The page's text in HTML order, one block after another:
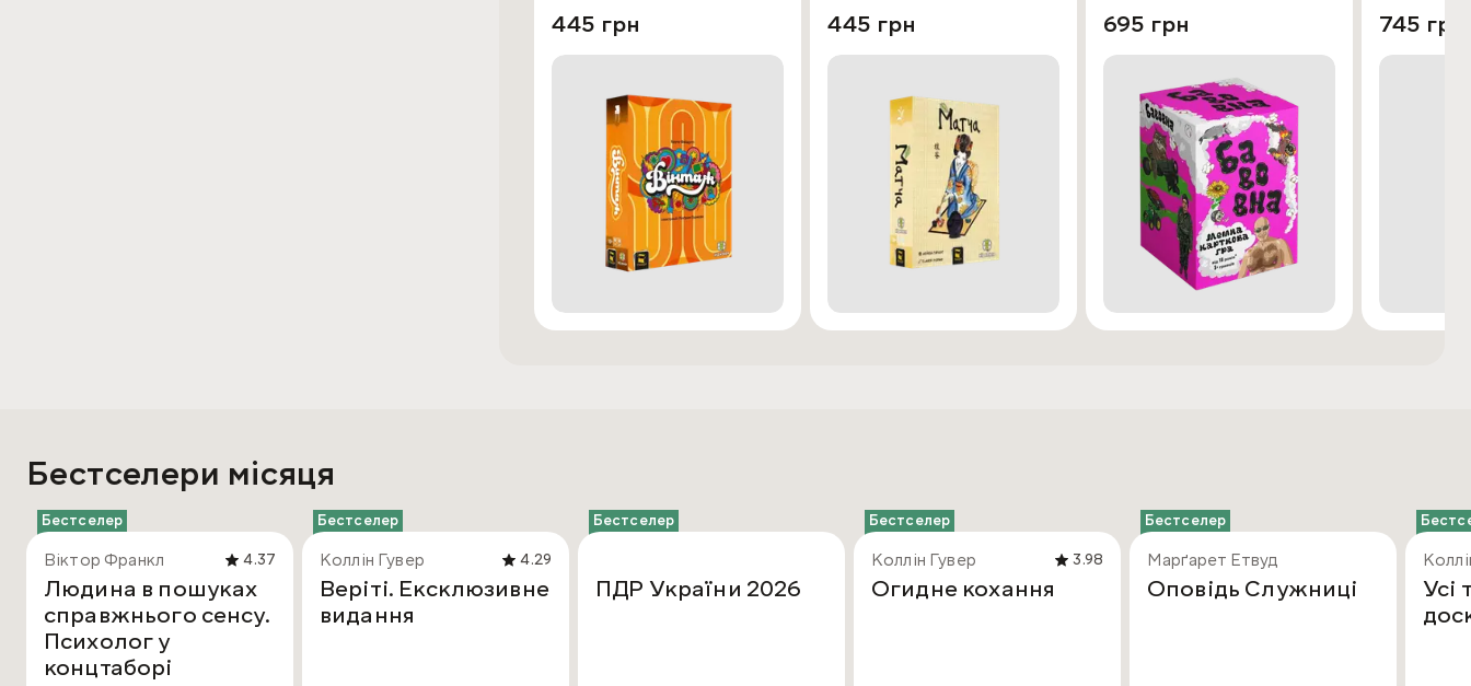
445 грн 445 грн 695 грн 745 грн
Бестселери місяця
Бестселер
Віктор Франкл 4.37
Людина в пошуках
справжнього сенсу.
Психолог у
концтаборі
Бестселер
Коллін Гувер 4.29
Веріті. Ексклюзивне
видання
Бестселер
ПДР України 2026
Бестселер
Коллін Гувер 3.98
Огидне кохання
Бестселер
Марґарет Етвуд
Оповідь Служниці
Усі